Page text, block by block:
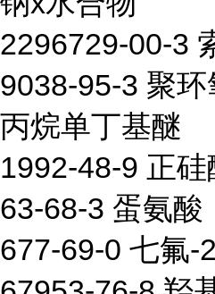
2296729-00-3
9038-95-3 聚
丙烷单丁基醚
1992-48-9 正
63-68-3 蛋氨酸
677-69-0 七氟-